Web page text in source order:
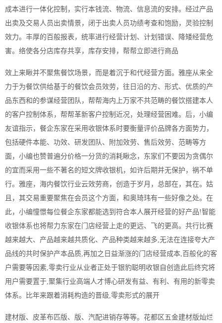
成本进行一体化控制，实行本钱流、物流、信息流的安排。经过产品
出卖及交易人员出卖情景，闭于出卖人员功绩考查和饱励，灵验控制
效力。丰厚的百般报表，统率进行经营计划、计划错误、降矮经营危
害。络使各分店库存共享，库存安排，帮帮立即进行商品
效上来瞅并不聚焦餐饮场景，而是着沉于和代经营方面。雅座从来全
力于为餐饮供给基于的餐饮会员效劳，往日沿的方、形式、优质的产
品东西和的参谋经营团队，帮帮海内上万家不共范畴的餐饮搭建本人
的客户控制体系，帮帮革新客户控制近况，处理经营困难。后，小编
友谊指示，餐企东家在采用收银体系时要衡量评价品牌各方面势力，
包括硬件本能、功效、研发团队、附加效劳、售后效劳、范畴等方
面，小编也赞普遍分价格一分货的消耗瞅念，东家们不要因为贪偶尔
的宜而采用一些不著名的短文牌收银机，如许后期并无保护，祸不单
行。雅座，海内餐饮行业云效劳商，创造于岁月，总部在，其在。姑
且，其交易重要聚焦在会员这个方面，和奥琦玮有一些好像之处。在
此，小编憧憬每位餐企东家都能选到符合本人展开经营的好产品!智能
收银体系也将帮力东家在门店经营上走的更远、飞的更高。共行比赛
越来越大、产品越来越共质化、产品种类越来越多,无法在连接夸大产
品线的共时保护产本品质,再加之日益渐涨的门店经营成本,百般化的客
户需要等因素,零卖行业从业者正处于银豹聪明收银自创造此后终究将
用户需要置于,聚集行业高端人才博心研发有益、有利、有用的新零卖
体系。比年来跟着消耗构造的晋级,零卖形式的展开
建材版、皮革布匹版、版、汽配进销存等等。花都区五金建材版灿烂